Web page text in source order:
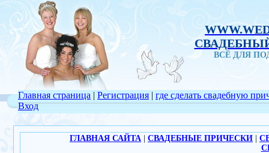
ВСЁ ДЛЯ
Главная страница | Регистрация |
Вход
где сделать свадебную
ГЛАВНАЯ САЙТА СВАДЕБНЫЕ ПРИЧЕСКИ